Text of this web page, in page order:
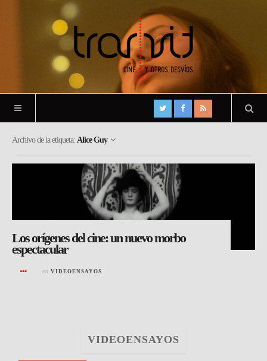
Archivo de la etiqueta: Alice Guy
Los orígenes del cine: un nuevo morbo
espectacular
en VIDEOENSAYOS
VIDEOENSAYOS